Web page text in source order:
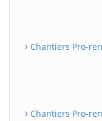
Chantiers Pro-
Chantiers Pro-